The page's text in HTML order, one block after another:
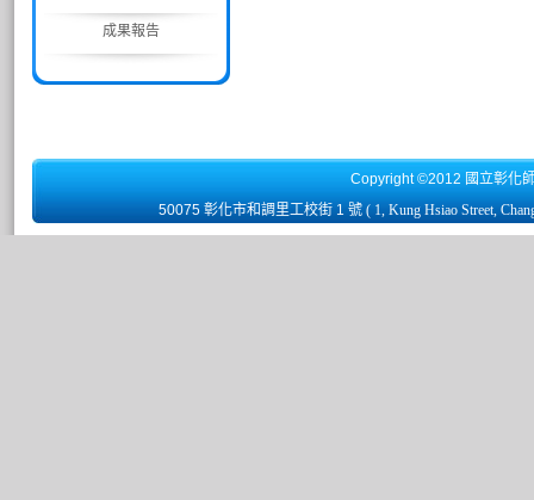
成果報告
Copyright ©2012 國立彰化
50075 彰化市和調里工校街 1 號 ( 1, Kung Hsiao Street,